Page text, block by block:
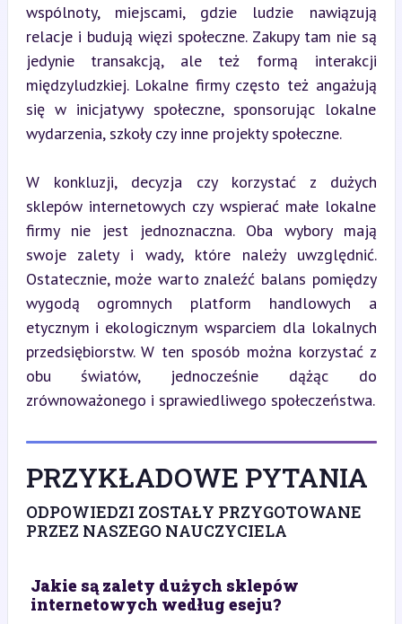
wspólnoty, miejscami, gdzie ludzie nawiązują
relacje i budują więzi społeczne. Zakupy tam nie są
jedynie transakcją, ale też formą interakcji
międzyludzkiej. Lokalne firmy często też angażują
się w inicjatywy społeczne, sponsorując lokalne
wydarzenia, szkoły czy inne projekty społeczne.
W konkluzji, decyzja czy korzystać z dużych
sklepów internetowych czy wspierać małe lokalne
firmy nie jest jednoznaczna. Oba wybory mają
swoje zalety i wady, które należy uwzględnić.
Ostatecznie, może warto znaleźć balans pomiędzy
wygodą ogromnych platform handlowych a
etycznym i ekologicznym wsparciem dla lokalnych
przedsiębiorstw. W ten sposób można korzystać z
obu światów, jednocześnie dążąc do
zrównoważonego i sprawiedliwego społeczeństwa.
PRZYKŁADOWE PYTANIA
ODPOWIEDZI ZOSTAŁY PRZYGOTOWANE
PRZEZ NASZEGO NAUCZYCIELA
Jakie są zalety dużych sklepów
internetowych według eseju?